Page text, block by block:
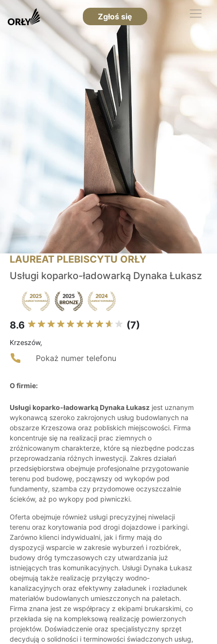
Zgłoś się
LAUREAT PLEBISCYTU ORŁY
Usługi koparko-ładowarką Dynaka Łukasz
8.6 (7)
Krzeszów,
Pokaż numer telefonu
O firmie:
Usługi koparko-ładowarką Dynaka Łukasz jest uznanym
wykonawcą szeroko zakrojonych usług budowlanych na
obszarze Krzeszowa oraz pobliskich miejscowości. Firma
koncentruje się na realizacji prac ziemnych o
zróżnicowanym charakterze, które są niezbędne podczas
przeprowadzania różnych inwestycji. Zakres działań
przedsiębiorstwa obejmuje profesjonalne przygotowanie
terenu pod budowę, począwszy od wykopów pod
fundamenty, szamba czy przydomowe oczyszczalnie
ścieków, aż po wykopy pod piwniczki.
Oferta obejmuje również usługi precyzyjnej niwelacji
terenu oraz korytowania pod drogi dojazdowe i parkingi.
Zarówno klienci indywidualni, jak i firmy mają do
dyspozycji wsparcie w zakresie wyburzeń i rozbiórek,
budowy dróg tymczasowych czy utwardzania już
istniejących tras komunikacyjnych. Usługi Dynaka Łukasz
obejmują także realizację przyłączy wodno-
kanalizacyjnych oraz efektywny załadunek i rozładunek
materiałów budowlanych umieszczonych na paletach.
Firma znana jest ze współpracy z ekipami brukarskimi, co
przekłada się na kompleksową realizację powierzonych
projektów. Doświadczenie oraz specjalistyczny sprzęt
decydują o solidności i terminowości świadczonych usług,